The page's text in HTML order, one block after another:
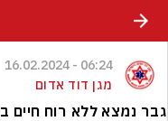
06:24 - 16.02.2024
מגן דוד אדום
גבר נמצא ללא רוח חיים